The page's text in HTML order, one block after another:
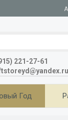
221-27-61
Год